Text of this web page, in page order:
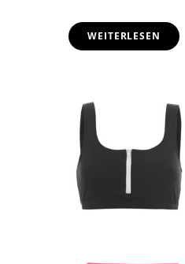
WEITERLESEN